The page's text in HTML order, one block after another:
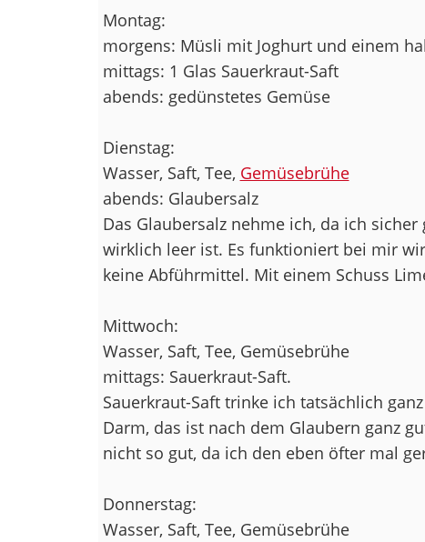
Montag:
morgens: Müsli mit Joghurt und einem
mittags: 1 Glas Sauerkraut-Saft
abends: gedünstetes Gemüse
Dienstag:
Wasser, Saft, Tee, Gemüsebrühe
abends: Glaubersalz
Das Glaubersalz nehme ich, da ich
wirklich leer ist. Es funktioniert bei mir
keine Abführmittel. Mit einem Schuss
Mittwoch:
Wasser, Saft, Tee, Gemüsebrühe
mittags: Sauerkraut-Saft.
Sauerkraut-Saft trinke ich tatsächlich
Darm, das ist nach dem Glaubern ganz
nicht so gut, da ich den eben öfter mal
Donnerstag:
Wasser, Saft, Tee, Gemüsebrühe